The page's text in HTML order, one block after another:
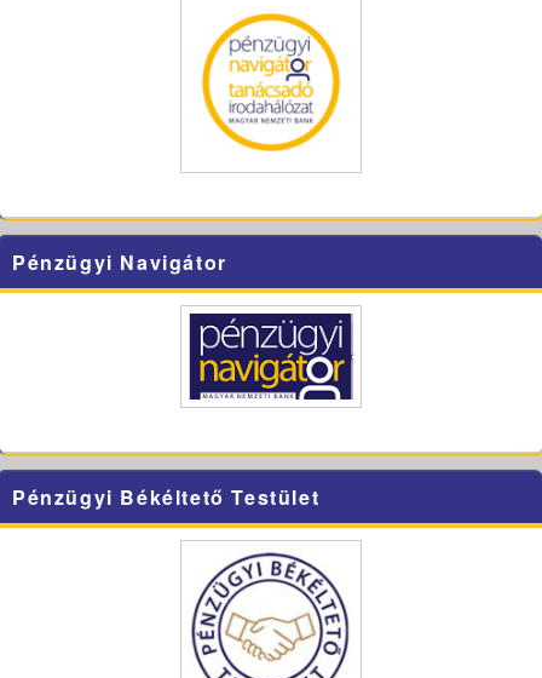
Pénzügyi Navigátor
Pénzügyi Békéltető Testület